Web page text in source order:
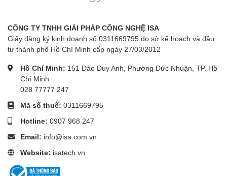
CÔNG TY TNHH GIẢI PHÁP CÔNG NGHỆ ISA
Giấy đăng ký kinh doanh số 0311669795 do sở kế hoạch và đầu
tư thành phố Hồ Chí Minh cấp ngày 27/03/2012
Hồ Chí Minh: 151 Đào Duy Anh, Phường Đức Nhuận, TP. Hồ
Chí Minh
028 77777 247
Mã số thuế: 0311669795
Hotline: 0907 968 247
Email: info@isa.com.vn
Website: isatech.vn